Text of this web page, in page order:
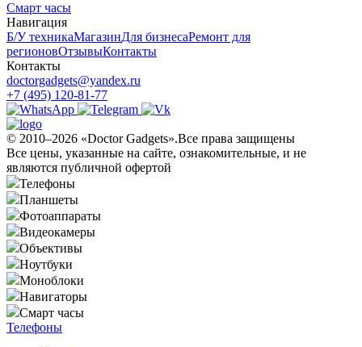
Смарт часы
Навигация
Б/У техникaМагазинДля бизнесаРемонт для
регионовОтзывыКонтакты
Контакты
doctorgadgets@yandex.ru
+7 (495) 120-81-77
© 2010–2026 «Doctor Gadgets».Все права защищены
Все цены, указанные на сайте, ознакомительные, и не
являются публичной офертой
Телефоны
Планшеты
Фотоаппараты
Видеокамеры
Объективы
Ноутбуки
Моноблоки
Навигаторы
Смарт часы
Телефоны